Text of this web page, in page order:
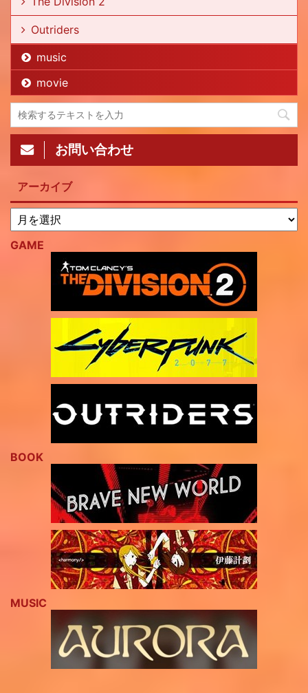
Outriders
music
movie
お問い合わせ
アーカイブ
GAME
BOOK
MUSIC